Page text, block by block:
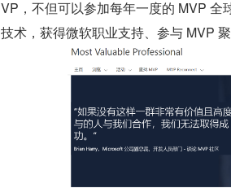
VP，不但可以参加每年一度的 MVP
技术，获得微软职业支持、参与 MVP 聚